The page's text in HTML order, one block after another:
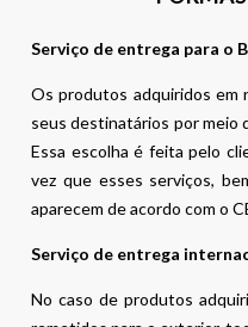
Serviço de entrega para o
Os produtos adquiridos em
seus destinatários por meio
Essa escolha é feita pelo
vez que esses serviços,
aparecem de acordo com o
Serviço de entrega
No caso de produtos